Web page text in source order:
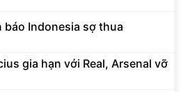
báo Indonesia sợ thua
gia hạn với Real, Arsenal vỡ